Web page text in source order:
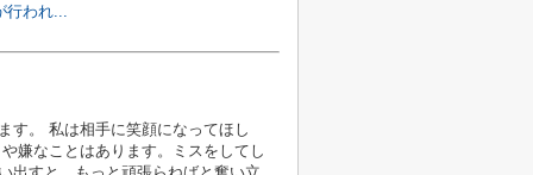
行われ...
す。 私は相手に笑顔になってほし
嫌なことはあります。ミスをしてし